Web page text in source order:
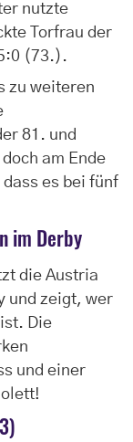
nutzte
Torfrau der
(73.).
zu weiteren
81. und
am Ende
es bei fünf
im Derby
die Austria
und zeigt, wer
Die
und einer